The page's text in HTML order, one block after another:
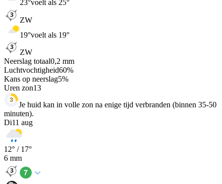
23°voelt als 25°
ZW
19°voelt als 19°
ZW
Neerslag totaal0,2 mm
Luchtvochtigheid60%
Kans op neerslag5%
Uren zon13
Je huid kan in volle zon na enige tijd verbranden (binnen 35-50
minuten).
Di11 aug
12° / 17°
6 mm